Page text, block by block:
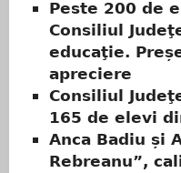
Peste 200 de
Consiliul
educaţie.
apreciere
Consiliul
165 de elevi
Anca Badiu și
Rebreanu”,